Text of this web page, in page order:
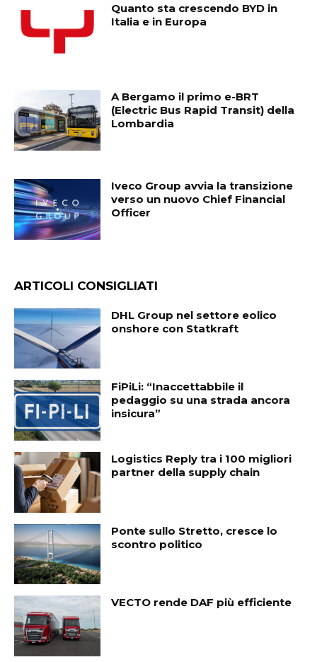
Quanto sta crescendo BYD in
Italia e in Europa
A Bergamo il primo e-BRT
(Electric Bus Rapid Transit) della
Lombardia
Iveco Group avvia la transizione
verso un nuovo Chief Financial
Officer
ARTICOLI CONSIGLIATI
DHL Group nel settore eolico
onshore con Statkraft
FiPiLi: “Inaccettabbile il
pedaggio su una strada ancora
insicura”
Logistics Reply tra i 100 migliori
partner della supply chain
Ponte sullo Stretto, cresce lo
scontro politico
VECTO rende DAF più efficiente